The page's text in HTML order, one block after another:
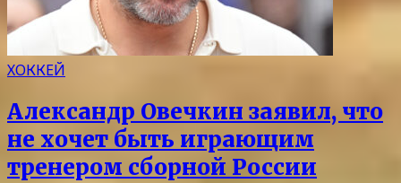
ХОККЕЙ
Александр Овечкин заявил, что
не хочет быть играющим
тренером сборной России